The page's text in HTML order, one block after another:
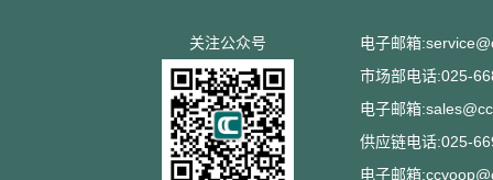
关注公众号
电子邮箱
市场部电话:025-
电子邮箱
供应链电话:025-
电子邮箱